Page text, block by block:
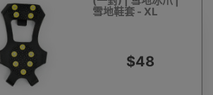
雪地鞋套 - XL
$48